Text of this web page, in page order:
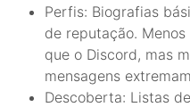
Perfis: Biografias
de reputação.
que o Discord, mas
mensagens
Descoberta: Listas